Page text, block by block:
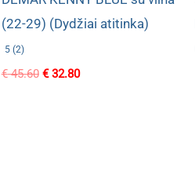
(22-29) (Dydžiai atitinka)
5 (2)
€45.60 Original
€32.80Current